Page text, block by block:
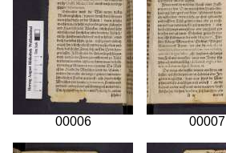
00006 00007